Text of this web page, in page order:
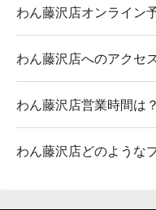
わん藤沢店オンライン
わん藤沢店へのアクセ
わん藤沢店営業時間は？
わん藤沢店どのような